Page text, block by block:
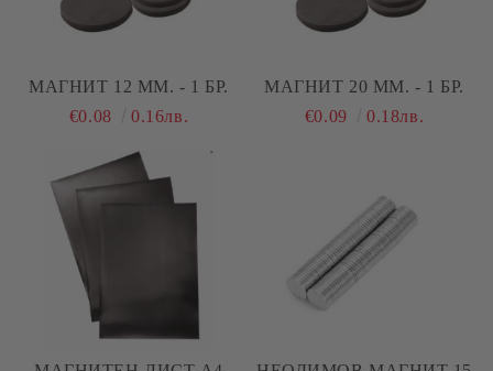
МАГНИТ 12 ММ. - 1 БР.
€0.08
0.16лв.
МАГНИТ 20 ММ. - 1 БР.
€0.09
0.18лв.